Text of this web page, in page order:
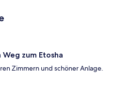
zum Etosha
Zimmern und schöner Anlage.